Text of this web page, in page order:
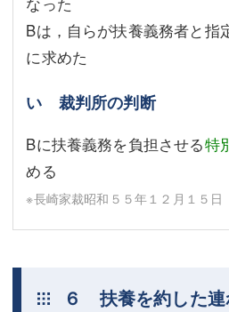
Bは，自らが扶養義務者と指
に求めた
い 裁判所の判断
Bに扶養義務を負担させる特
める
※長崎家裁昭和５５年１２月１５日
６ 扶養を約した